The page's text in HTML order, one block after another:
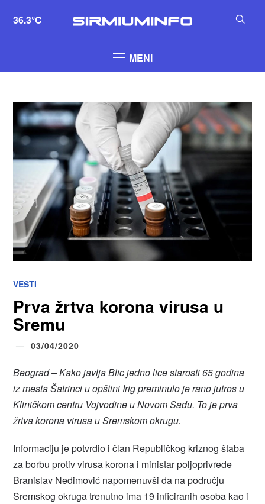
36.3°C
MENI
VESTI
Prva žrtva korona virusa u
Sremu
03/04/2020
Beograd – Kako javlja Blic jedno lice starosti 65 godina
iz mesta Šatrinci u opštini Irig preminulo je rano jutros u
Kliničkom centru Vojvodine u Novom Sadu. To je prva
žrtva korona virusa u Sremskom okrugu.
Informaciju je potvrdio i član Republičkog kriznog štaba
za borbu protiv virusa korona i ministar poljoprivrede
Branislav Nedimović napomenuvši da na području
Sremskog okruga trenutno ima 19 inficiranih osoba kao i